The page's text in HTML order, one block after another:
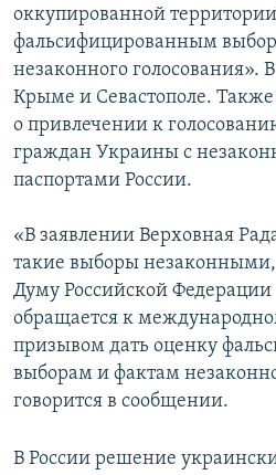
оккупированной
фальсифицированным
незаконного голосования».
Крыме и Севастополе. Также
о привлечении к
граждан Украины с
паспортами России.
«В заявлении Верховная
такие выборы незаконными,
Думу Российской
обращается к
призывом дать оценку
выборам и фактам
говорится в сообщении.
В России решение